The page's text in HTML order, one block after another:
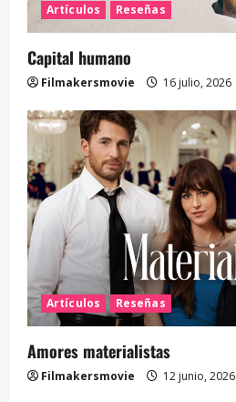
Artículos Reseñas
Capital humano
Filmakersmovie 16 julio, 2026
Artículos Reseñas
Amores materialistas
Filmakersmovie 12 junio, 2026